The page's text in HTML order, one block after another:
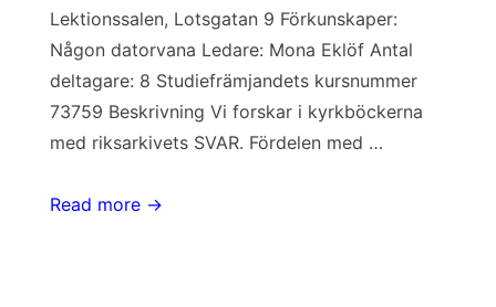
Lektionssalen, Lotsgatan 9 Förkunskaper:
Någon datorvana Ledare: Mona Eklöf Antal
deltagare: 8 Studiefrämjandets kursnummer
73759 Beskrivning Vi forskar i kyrkböckerna
med riksarkivets SVAR. Fördelen med …
Släktforskning
Read more →